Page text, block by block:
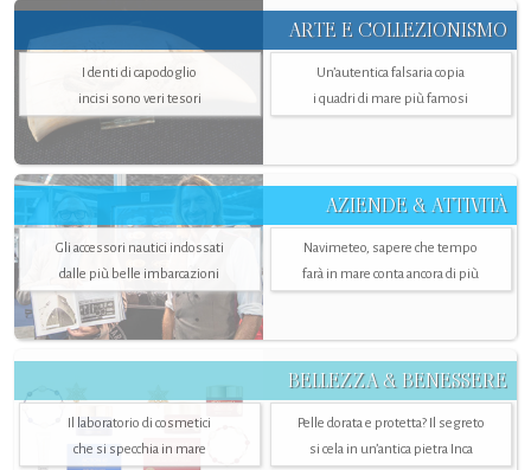
ARTE E COLLEZIONISMO
I denti di capodoglio
incisi sono veri tesori
Un’autentica falsaria copia
i quadri di mare più famosi
AZIENDE & ATTIVITÀ
Gli accessori nautici indossati
dalle più belle imbarcazioni
Navimeteo, sapere che tempo
farà in mare conta ancora di più
BELLEZZA & BENESSERE
Il laboratorio di cosmetici
che si specchia in mare
Pelle dorata e protetta? Il segreto
si cela in un’antica pietra Inca